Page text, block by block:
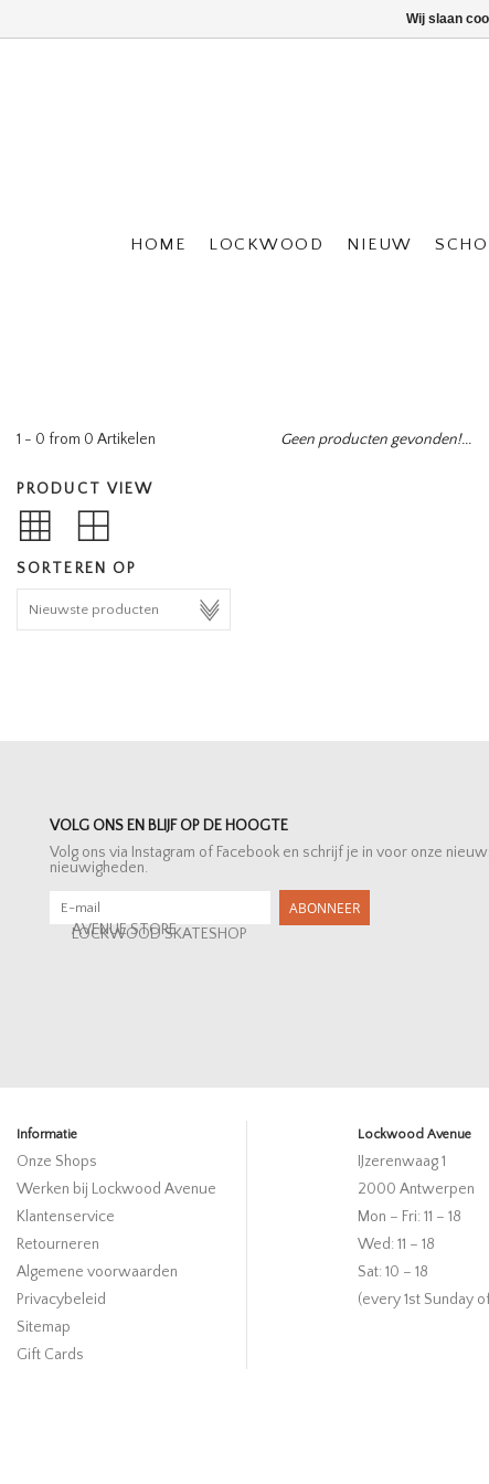
HOME LOCKWOOD NIEUW
1 - 0 from 0 Artikelen
PRODUCT VIEW
SORTEREN OP
Geen producten gevonden!...
VOLG ONS EN BLIJF OP DE HOOGTE
Volg ons via Instagram of Facebook en schrijf je in voor onze
nieuwigheden.
ABONNEER
AVENUE STORE
LOCKWOOD SKATESHOP
Informatie
Onze Shops
Werken bij Lockwood Avenue
Klantenservice
Retourneren
Algemene voorwaarden
Privacybeleid
Sitemap
Gift Cards
Lockwood Avenue
IJzerenwaag 1
2000 Antwerpen
Mon – Fri: 11 – 18
Wed: 11 – 18
Sat: 10 – 18
(every 1st Sunday
Wij slaan